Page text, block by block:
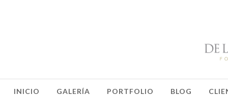
INICIO GALERÍA PORTFOLIO BLOG